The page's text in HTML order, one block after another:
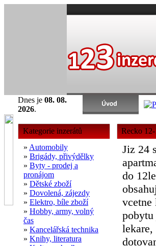
Dnes je 08. 08.
2026.
Kategorie inzerátů
» Automobily
» Brigády, přivýdělky
» Byty - prodej a
pronájom
» Dětské zboží
» Dovolená, zájezdy
» Elektro, bíle zboží
» Hobby, army, volný
čas
» Kancelářská technika
» Knihy, literatura
Recko
Jiz 24
do
vcetne
pobytu